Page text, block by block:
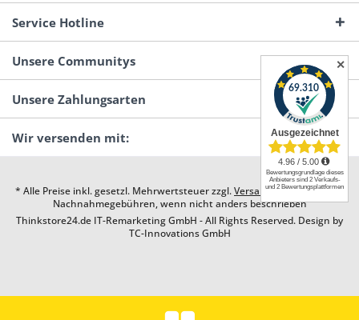
Service Hotline
Unsere Communitys
Unsere Zahlungsarten
Wir versenden mit:
* Alle Preise inkl. gesetzl. Mehrwertsteuer zzgl.Versandkostenund ggf.
Nachnahmegebühren, wenn nicht anders beschrieben
Thinkstore24.de IT-Remarketing GmbH - All Rights Reserved. Design by
TC-Innovations GmbH
✕